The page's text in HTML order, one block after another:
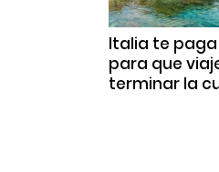
Italia te
para que
terminar la